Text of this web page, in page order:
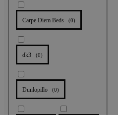
Carpe Diem Beds (0)
dk3 (0)
Dunlopillo (0)